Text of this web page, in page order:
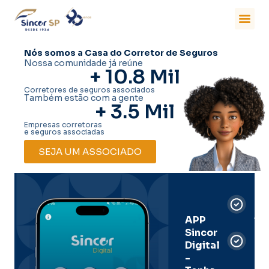
Nós somos a Casa do Corretor de Seguros
Nossa comunidade já reúne
+ 10.8 Mil
Corretores de seguros associados
Também estão com a gente
+ 3.5 Mil
Empresas corretoras
e seguros associadas
SEJA UM ASSOCIADO
APP
Sincor
Digital
-